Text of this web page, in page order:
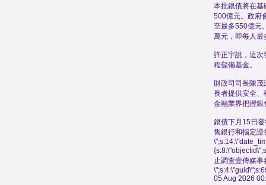
本批銀債將在基
500億元。政府
至最多550億元
萬元，即每人
許正宇說，這次
程儲備基金。
財政司司長陳茂
長者提供安全、
金融業界把握銀
銀債下月15日
售銀行和指定證
止調查壹傳媒事
05 Aug 2026